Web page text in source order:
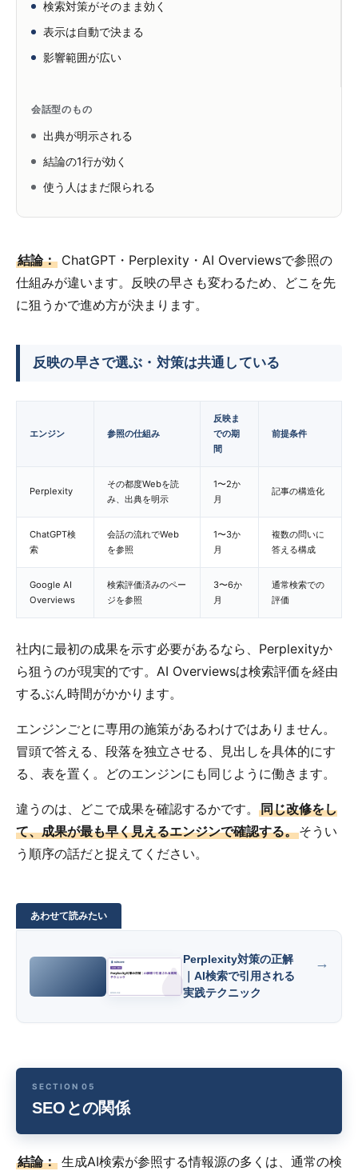
検索対策がそのまま効く
表示は自動で決まる
影響範囲が広い
会話型のもの
出典が明示される
結論の1行が効く
使う人はまだ限られる
結論： ChatGPT・Perplexity・AI Overviewsで参照の
仕組みが違います。反映の早さも変わるため、どこを先
に狙うかで進め方が決まります。
反映の早さで選ぶ・対策は共通している
エンジン 参照の仕組み
反映ま
での期
間
前提条件
Perplexity
その都度Webを読
み、出典を明示
1〜2か
月
記事の構造化
ChatGPT検
索
会話の流れでWeb
を参照
1〜3か
月
複数の問いに
答える構成
Google AI
Overviews
検索評価済みのペー
ジを参照
3〜6か
月
通常検索での
評価
社内に最初の成果を示す必要があるなら、Perplexityか
ら狙うのが現実的です。AI Overviewsは検索評価を経由
するぶん時間がかかります。
エンジンごとに専用の施策があるわけではありません。
冒頭で答える、段落を独立させる、見出しを具体的にす
る、表を置く。どのエンジンにも同じように働きます。
違うのは、どこで成果を確認するかです。 同じ改修をし
て、成果が最も早く見えるエンジンで確認する。そうい
う順序の話だと捉えてください。
Perplexity対策の正解
｜AI検索で引用される
実践テクニック
SEOとの関係
結論： 生成AI検索が参照する情報源の多くは、通常の検